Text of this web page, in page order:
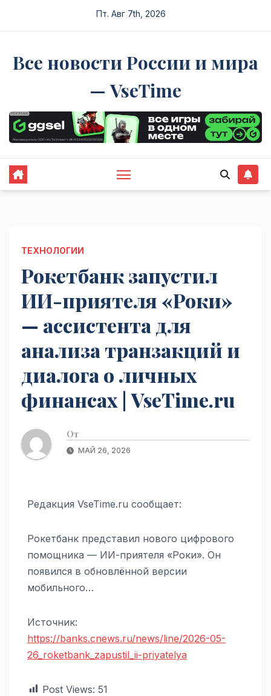
Пт. Авг 7th, 2026
Все новости России и мира
— VseTime
ТЕХНОЛОГИИ
Рокетбанк запустил
ИИ-приятеля «Роки»
— ассистента для
анализа транзакций и
диалога о личных
финансах | VseTime.ru
От
МАЙ 26, 2026
Редакция VseTime.ru сообщает:
Рокетбанк представил нового цифрового
помощника — ИИ-приятеля «Роки». Он
появился в обновлённой версии
мобильного…
Источник:
https://banks.cnews.ru/news/line/2026-05-
26_roketbank_zapustil_ii-priyatelya
Post Views: 51